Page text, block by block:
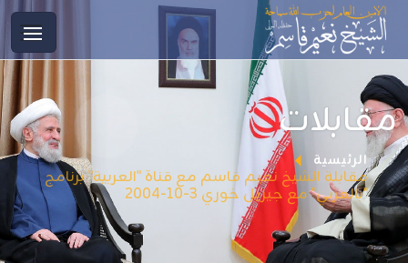
مقابلات
الرئيسية
مقابلة الشيخ نعيم قاسم مع قناة "العربية" برنامج
"بالعربي" مع جيزيل خوري 3-10-2004